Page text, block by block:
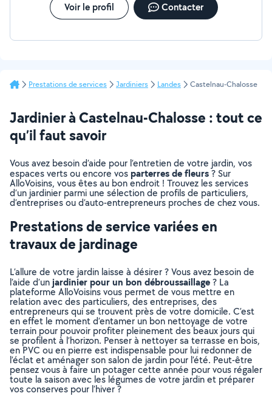
Voir le profil Contacter
Prestations de services Jardiniers Landes Castelnau-Chalosse
Jardinier à Castelnau-Chalosse : tout ce
qu’il faut savoir
Vous avez besoin d’aide pour l’entretien de votre jardin, vos
espaces verts ou encore vosparterres de fleurs? Sur
AlloVoisins, vous êtes au bon endroit ! Trouvez les services
d’un jardinier parmi une sélection de profils de particuliers,
d’entreprises ou d’auto-entrepreneurs proches de chez vous.
Prestations de service variées en
travaux de jardinage
L’allure de votre jardin laisse à désirer ? Vous avez besoin de
l’aide d’unjardinier pour un bon débroussaillage? La
plateforme AlloVoisins vous permet de vous mettre en
relation avec des particuliers, des entreprises, des
entrepreneurs qui se trouvent près de votre domicile. C’est
en effet le moment d’entamer un bon nettoyage de votre
terrain pour pouvoir profiter pleinement des beaux jours qui
se profilent à l’horizon. Penser à nettoyer sa terrasse en bois,
en PVC ou en pierre est indispensable pour lui redonner de
l’éclat et aménager son salon de jardin pour l’été. Peut-être
pensez vous à faire un potager cette année pour vous régaler
toute la saison avec les légumes de votre jardin et préparer
vos conserves pour l’hiver ?